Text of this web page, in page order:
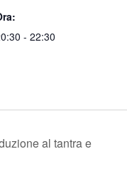
- 22:30
al tantra e